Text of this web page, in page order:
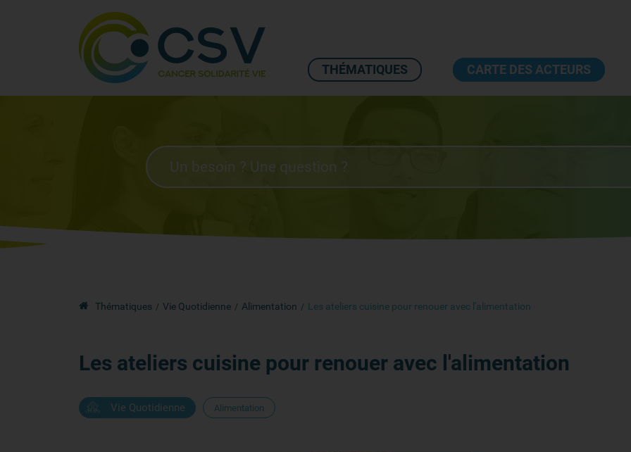
THÉMATIQUES CARTE DES ACTEURS
Thématiques Vie Quotidienne Alimentation Les ateliers cuisine pour renouer avec l'alimentation
Les ateliers cuisine pour renouer avec l'alimentation
Vie Quotidienne Alimentation